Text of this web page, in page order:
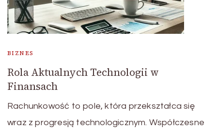
BIZNES
Rola Aktualnych Technologii w
Finansach
Rachunkowość to pole, która przekształca się
wraz z progresją technologicznym. Współczesne